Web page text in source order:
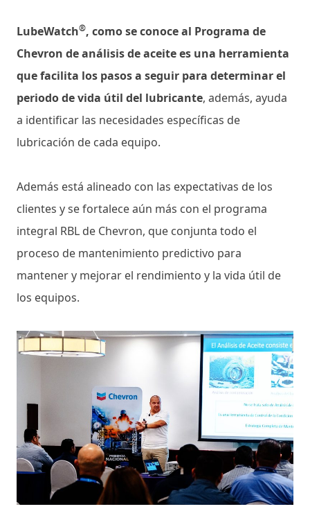
LubeWatch®, como se conoce al Programa de
Chevron de análisis de aceite es una herramienta
que facilita los pasos a seguir para determinar el
periodo de vida útil del lubricante, además, ayuda
a identificar las necesidades específicas de
lubricación de cada equipo.
Además está alineado con las expectativas de los
clientes y se fortalece aún más con el programa
integral RBL de Chevron, que conjunta todo el
proceso de mantenimiento predictivo para
mantener y mejorar el rendimiento y la vida útil de
los equipos.